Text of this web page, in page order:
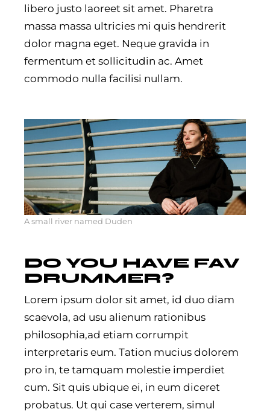
libero justo laoreet sit amet. Pharetra
massa massa ultricies mi quis hendrerit
dolor magna eget. Neque gravida in
fermentum et sollicitudin ac. Amet
commodo nulla facilisi nullam.
A small river named Duden
DO YOU HAVE FAV
DRUMMER?
Lorem ipsum dolor sit amet, id duo diam
scaevola, ad usu alienum rationibus
philosophia,ad etiam corrumpit
interpretaris eum. Tation mucius dolorem
pro in, te tamquam molestie imperdiet
cum. Sit quis ubique ei, in eum diceret
probatus. Ut qui case verterem, simul